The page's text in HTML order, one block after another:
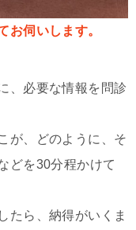
お伺いします。
、必要な情報を問診
が、どのように、そ
どを30分程かけて
たら、納得がいくま